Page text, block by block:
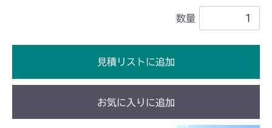
本体 FIG17 ステアリングAssy
本体 FIG17 ステアリング
本体 FIG18 ステアリングASSY
Assy(NO.1580017～)
本体 FIG23 ステアリング
本体 FIG45 ステアリング
Assy(NO.1561864～)
CMX2202YC
本体 FIG30 ステアリング(Asia)
CMX2202YCV/YCS
数量
見積リストに追加
お気に入りに追加